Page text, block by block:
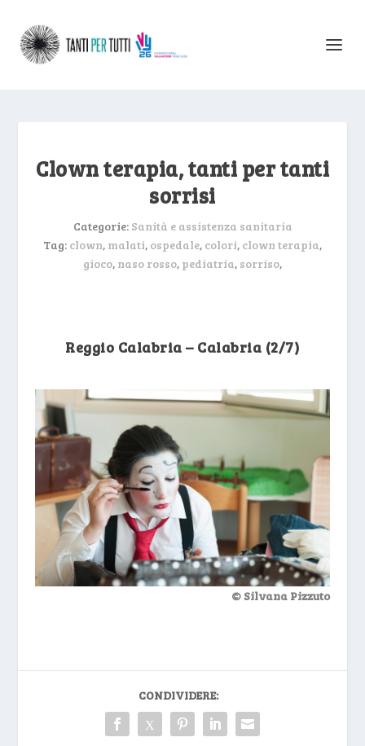
Clown terapia, tanti per tanti
sorrisi
Categorie: Sanità e assistenza sanitaria
Tag: clown, malati, ospedale, colori, clown terapia,
gioco, naso rosso, pediatria, sorriso,
Reggio Calabria – Calabria (2/7)
© Silvana Pizzuto
CONDIVIDERE: